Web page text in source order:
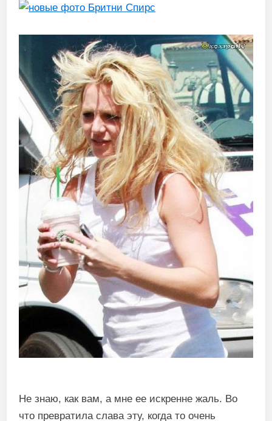
Не знаю, как вам, а мне ее искренне жаль. Во
что превратила слава эту, когда то очень